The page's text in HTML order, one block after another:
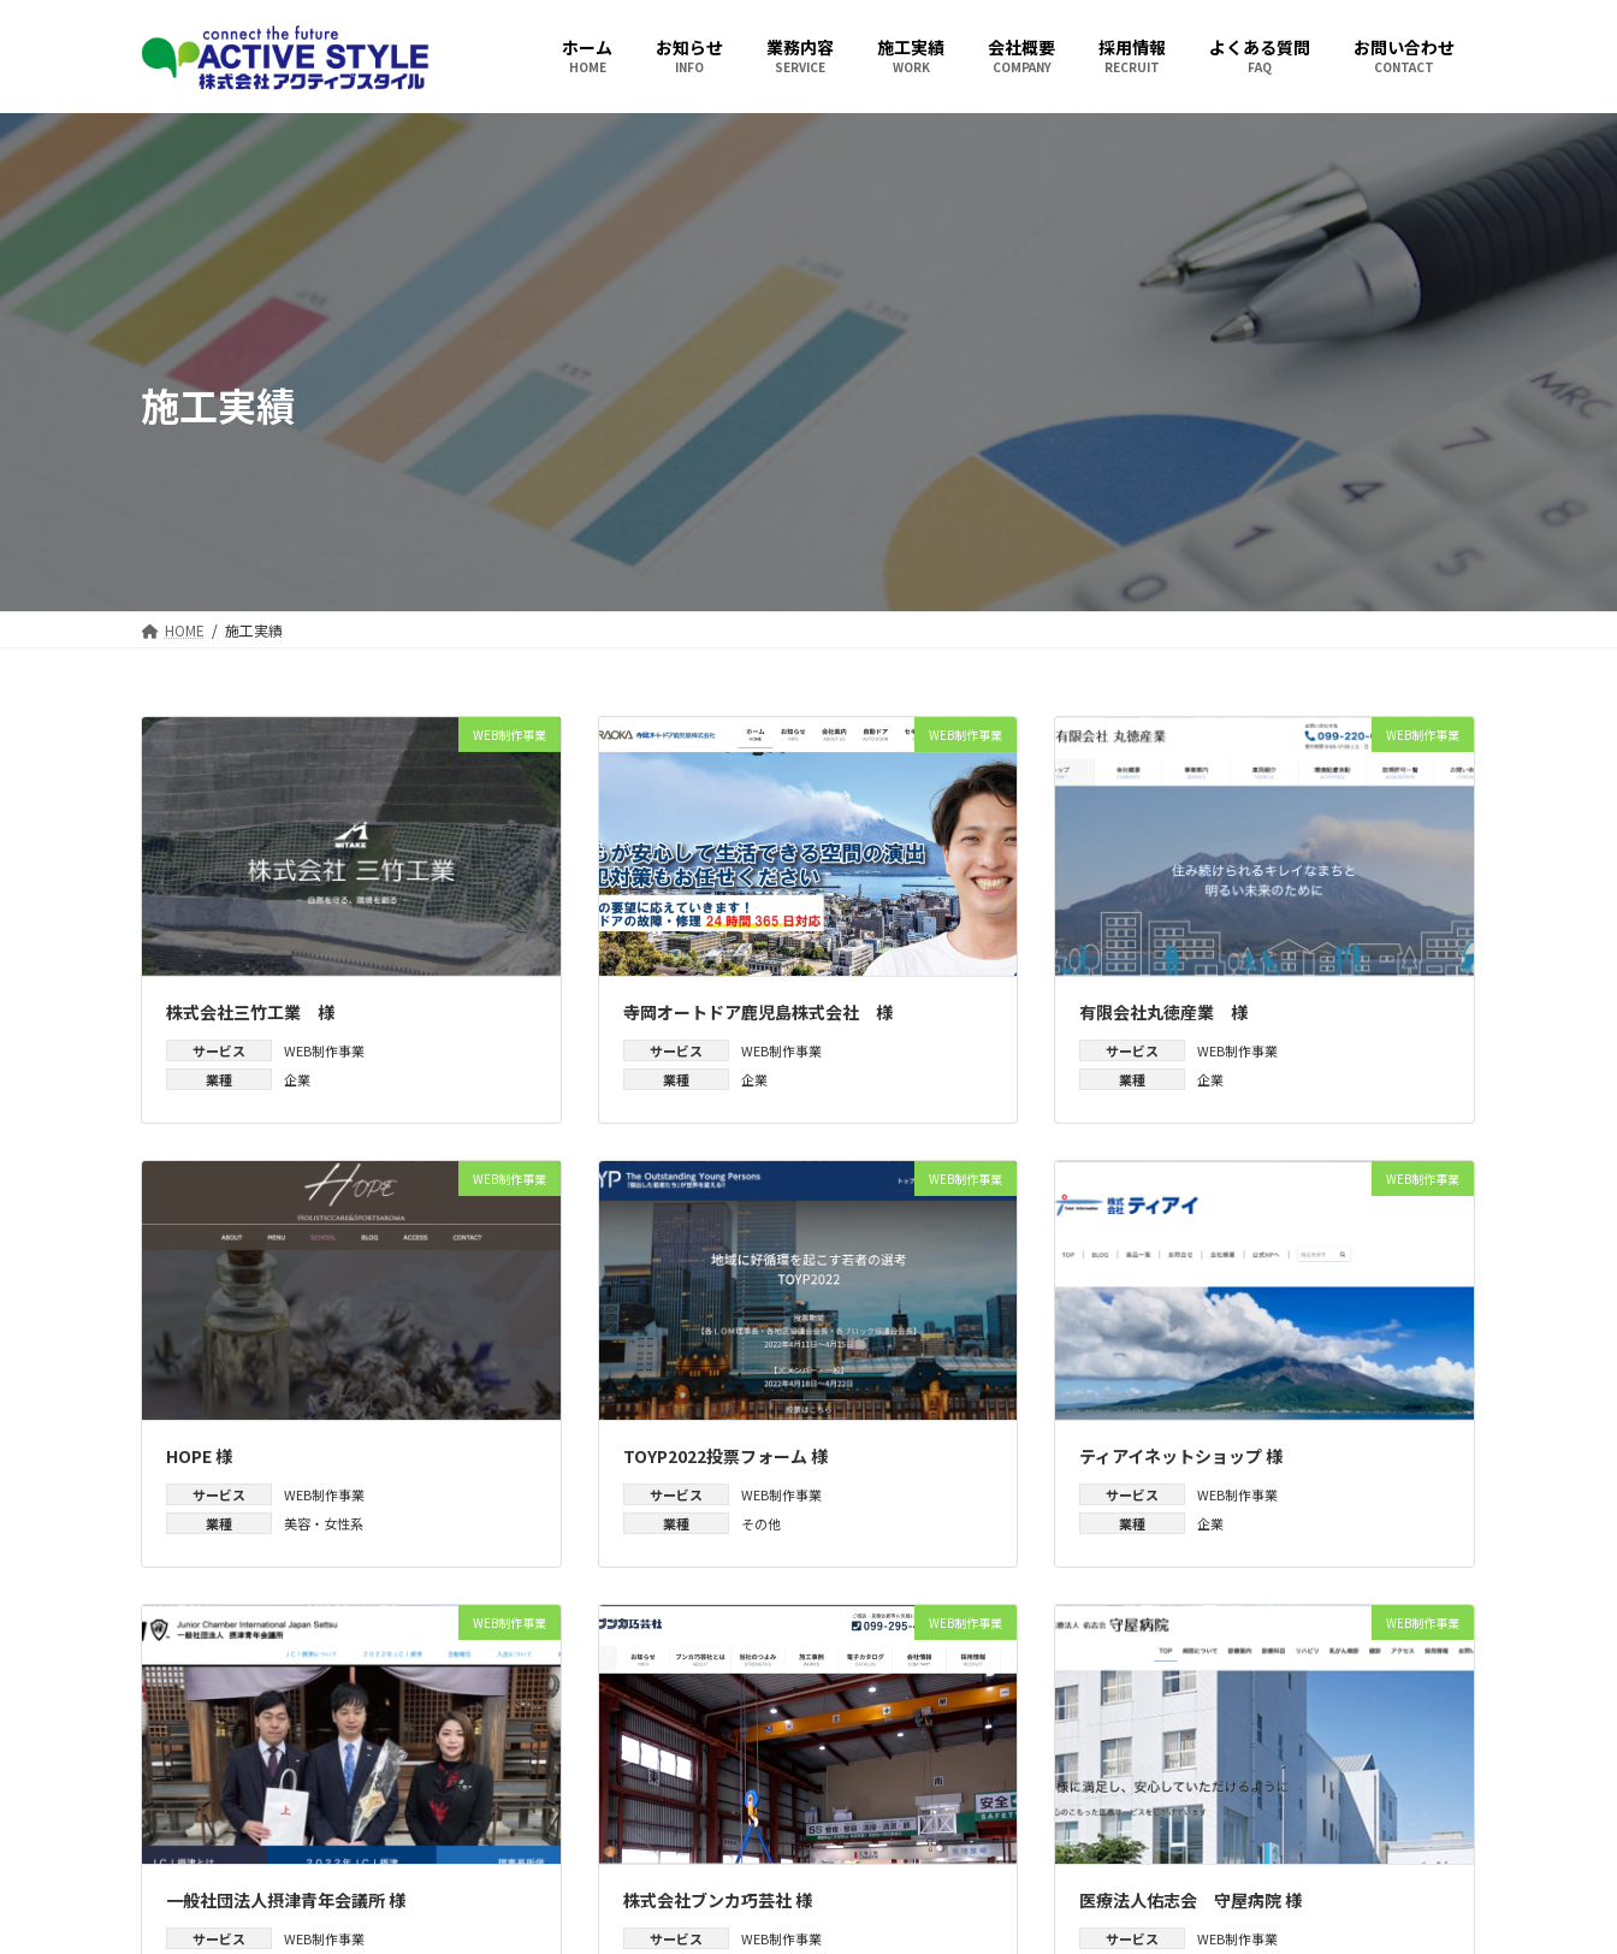
ツ
へ
キ
ッ
シ
ョ
に
移
ホーム
HOME
お知らせ
INFO
業務内容
SERVICE
施工実績
WORK
会社概要
COMPANY
採用情報
RECRUIT
よくある質問
FAQ
お問い合わせ
CONTACT
施工実績
HOME 施工実績
WEB制作事業
株式会社三竹工業 様
サービス
WEB制作事業
業種
企業
WEB制作事業
寺岡オートドア鹿児島株式会社 様
サービス
WEB制作事業
業種
企業
WEB制作事業
有限会社丸徳産業 様
サービス
WEB制作事業
業種
企業
WEB制作事業
HOPE 様
サービス
WEB制作事業
業種
美容・女性系
WEB制作事業
TOYP2022投票フォーム 様
サービス
WEB制作事業
業種
その他
WEB制作事業
ティアイネットショップ 様
サービス
WEB制作事業
業種
企業
WEB制作事業
一般社団法人摂津青年会議所 様
サービス
WEB制作事業
WEB制作事業
株式会社ブンカ巧芸社 様
サービス
WEB制作事業
WEB制作事業
医療法人佑志会 守屋病院 様
サービス
WEB制作事業